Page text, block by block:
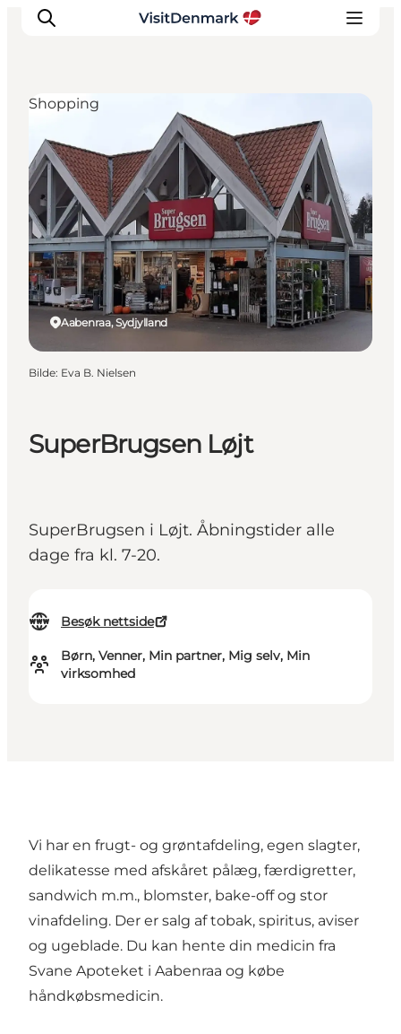
Inspirasjon
Reisemål
Aktiviteter
Overnatting
Planlegg reisen
SuperBrugsen Løjt
SuperBrugsen i Løjt. Åbningstider alle
dage fra kl. 7-20.
Besøk nettside
Børn, Venner, Min partner, Mig selv, Min
virksomhed
Aabenraa, Sydjylland
Shopping
Bilde: Eva B. Nielsen
Vi har en frugt- og grøntafdeling, egen slagter,
delikatesse med afskåret pålæg, færdigretter,
sandwich m.m., blomster, bake-off og stor
vinafdeling. Der er salg af tobak, spiritus, aviser
og ugeblade. Du kan hente din medicin fra
Svane Apoteket i Aabenraa og købe
håndkøbsmedicin.